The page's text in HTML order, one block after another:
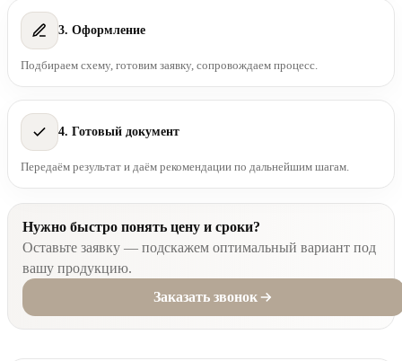
3. Оформление
Подбираем схему, готовим заявку, сопровождаем процесс.
4. Готовый документ
Передаём результат и даём рекомендации по дальнейшим шагам.
Нужно быстро понять цену и сроки?
Оставьте заявку — подскажем оптимальный вариант под
вашу продукцию.
Заказать звонок